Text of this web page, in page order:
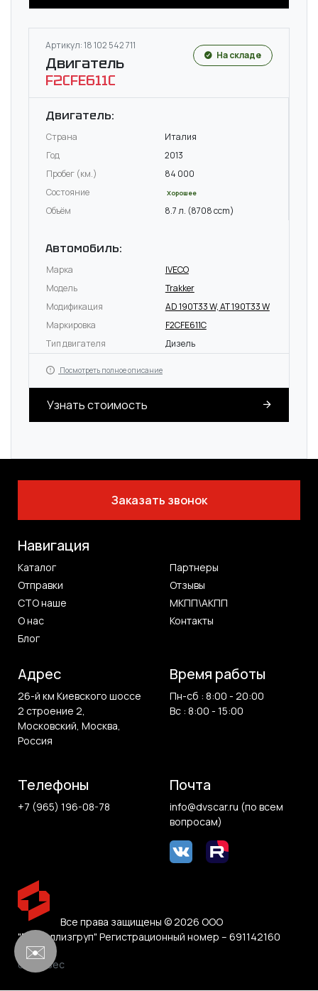
Артикул: 18 102 542 711
Двигатель
F2CFE611C
На складе
Двигатель:
Страна
Италия
Год
2013
Пробег (км.)
84 000
Состояние
Хорошее
Объём 8.7 л. (8708 ccm)
Автомобиль:
Марка
IVECO
Модель
Trakker
Модификация
AD 190T33 W, AT 190T33 W
Маркировка
F2CFE611C
Тип двигателя
Дизель
Посмотреть полное описание
Узнать стоимость
Заказать звонок
Все права защищены © 2026 ООО
"Белвиллизгруп" Регистрационный номер – 691142160
Навигация
Каталог
Партнеры
Отправки
Отзывы
СТО наше
МКПП\АКПП
О нас
Контакты
Блог
Адрес
26-й км Киевского шоссе
2 строение 2,
Московский, Москва,
Россия
Время работы
Пн-сб : 8:00 - 20:00
Вс : 8:00 - 15:00
Телефоны
+7 (965) 196-08-78
Почта
info@dvscar.ru (по всем
вопросам)
0.025 sec
✉️